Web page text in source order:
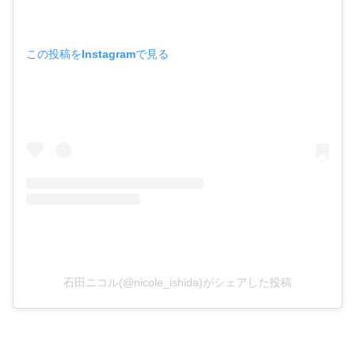
この投稿をInstagramで見る
石田ニコル(@nicole_ishida)がシェアした投稿